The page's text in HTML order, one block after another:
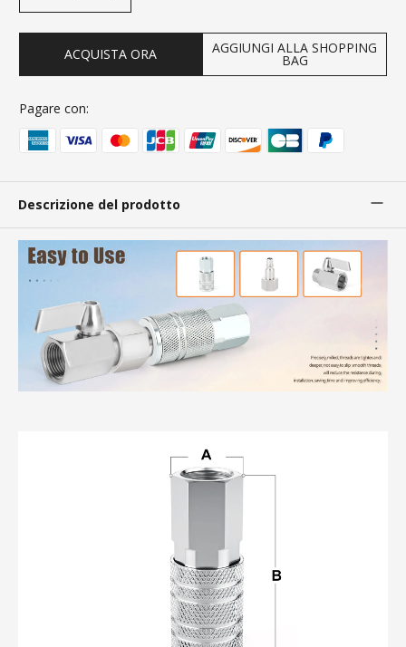
ACQUISTA ORA AGGIUNGI ALLA SHOPPING
BAG
Pagare con:
Descrizione del prodotto